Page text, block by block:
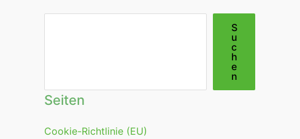
S
u
c
h
e
n
Seiten
Cookie-Richtlinie (EU)